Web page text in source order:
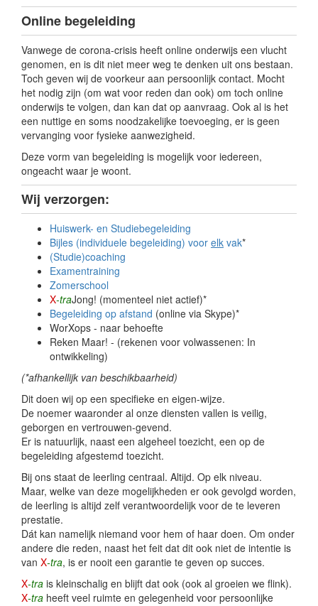
Online begeleiding
Vanwege de corona-crisis heeft online onderwijs een vlucht
genomen, en is dit niet meer weg te denken uit ons bestaan.
Toch geven wij de voorkeur aan persoonlijk contact. Mocht
het nodig zijn (om wat voor reden dan ook) om toch online
onderwijs te volgen, dan kan dat op aanvraag. Ook al is het
een nuttige en soms noodzakelijke toevoeging, er is geen
vervanging voor fysieke aanwezigheid.
Deze vorm van begeleiding is mogelijk voor iedereen,
ongeacht waar je woont.
Wij verzorgen:
Huiswerk- en Studiebegeleiding
Bijles (individuele begeleiding) voor elk vak*
(Studie)coaching
Examentraining
Zomerschool
X-traJong! (momenteel niet actief)*
Begeleiding op afstand (online via Skype)*
WorXops - naar behoefte
Reken Maar! - (rekenen voor volwassenen: In
ontwikkeling)
(*afhankellijk van beschikbaarheid)
Dit doen wij op een specifieke en eigen-wijze.
De noemer waaronder al onze diensten vallen is veilig,
geborgen en vertrouwen-gevend.
Er is natuurlijk, naast een algeheel toezicht, een op de
begeleiding afgestemd toezicht.
Bij ons staat de leerling centraal. Altijd. Op elk niveau.
Maar, welke van deze mogelijkheden er ook gevolgd worden,
de leerling is altijd zelf verantwoordelijk voor de te leveren
prestatie.
Dát kan namelijk niemand voor hem of haar doen. Om onder
andere die reden, naast het feit dat dit ook niet de intentie is
van X-tra, is er nooit een garantie te geven op succes.
X-tra is kleinschalig en blijft dat ook (ook al groeien we flink).
X-tra heeft veel ruimte en gelegenheid voor persoonlijke